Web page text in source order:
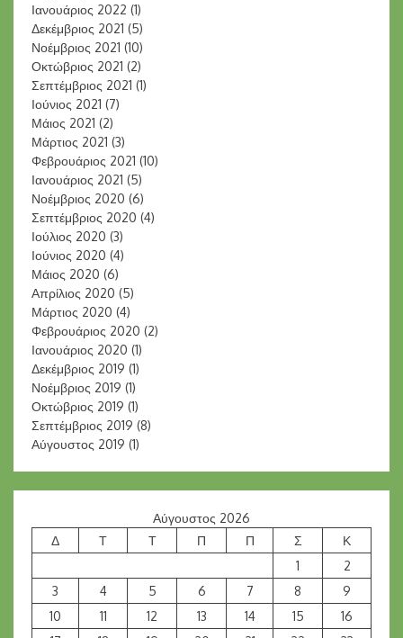
Ιανουάριος 2022 (1)
Δεκέμβριος 2021 (5)
Νοέμβριος 2021 (10)
Οκτώβριος 2021 (2)
Σεπτέμβριος 2021 (1)
Ιούνιος 2021 (7)
Μάιος 2021 (2)
Μάρτιος 2021 (3)
Φεβρουάριος 2021 (10)
Ιανουάριος 2021 (5)
Νοέμβριος 2020 (6)
Σεπτέμβριος 2020 (4)
Ιούλιος 2020 (3)
Ιούνιος 2020 (4)
Μάιος 2020 (6)
Απρίλιος 2020 (5)
Μάρτιος 2020 (4)
Φεβρουάριος 2020 (2)
Ιανουάριος 2020 (1)
Δεκέμβριος 2019 (1)
Νοέμβριος 2019 (1)
Οκτώβριος 2019 (1)
Σεπτέμβριος 2019 (8)
Αύγουστος 2019 (1)
Αύγουστος 2026
Δ
Τ Τ Π Π Σ
Κ
1
2
3
4 5 6 7 8
9
10
11 12 13 14 15
16